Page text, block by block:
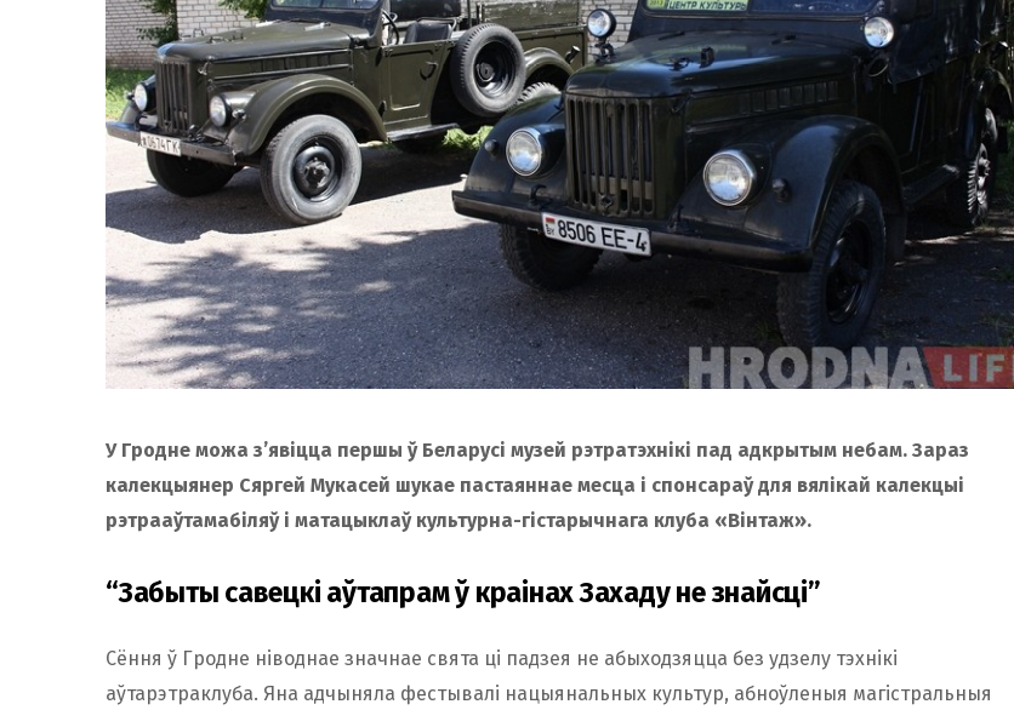
У Гродне можа з’явіцца першы ў Беларусі музей рэтратэхнікі пад адкрытым небам. Зараз
калекцыянер Сяргей Мукасей шукае пастаяннае месца і спонсараў для вялікай калекцыі
рэтрааўтамабіляў і матацыклаў культурна-гістарычнага клуба «Вінтаж».
“Забыты савецкі аўтапрам ў краінах Захаду не знайсці”
Сёння ў Гродне ніводнае значнае свята ці падзея не абыходзяцца без удзелу тэхнікі
аўтарэтраклуба. Яна адчыняла фестывалі нацыянальных культур, абноўленыя магістральныя